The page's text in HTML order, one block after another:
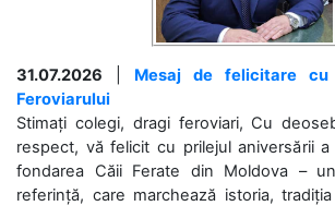
31.07.2026
Mesaj de felicitare
Feroviarului
Stimați colegi, dragi feroviari, Cu
respect, vă felicit cu prilejul aniversării
fondarea Căii Ferate din Moldova –
referință, care marchează istoria,